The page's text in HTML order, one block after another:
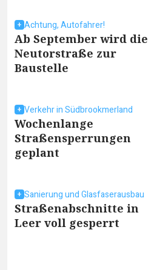
Achtung, Autofahrer!
Ab September wird die
Neutorstraße zur
Baustelle
Verkehr in Südbrookmerland
Wochenlange
Straßensperrungen
geplant
Sanierung und Glasfaserausbau
Straßenabschnitte in
Leer voll gesperrt